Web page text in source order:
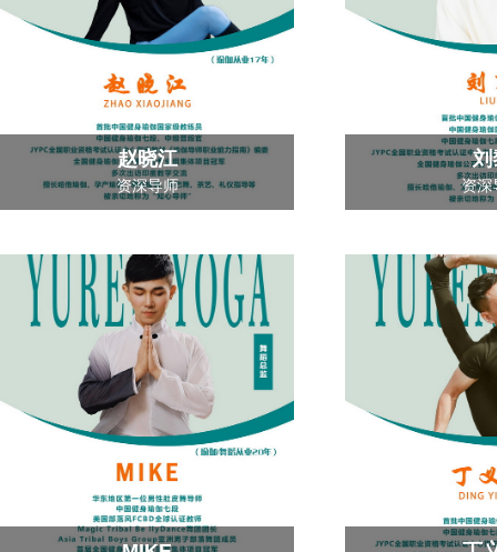
赵晓江
资深导师
刘
资深